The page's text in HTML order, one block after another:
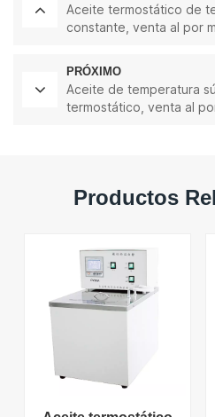
Aceite termostático de
constante, venta al por
PRÓXIMO
Aceite de temperatura
termostático, venta al
Productos